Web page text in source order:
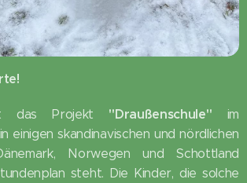
das Projekt "Draußenschule" im
einigen skandinavischen und nördlichen
Norwegen und Schottland
steht. Die Kinder, die solche